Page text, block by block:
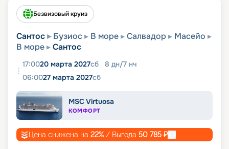
Безвизовый круиз
Сантос Бузиос В море Салвадор
Масейо
В море
Сантос
17:0020 марта 2027сб 8 дн/7 нч
06:0027 марта 2027сб
MSC Virtuosa
КОМФОРТ
Цена снижена на 22% / Выгода 50 785 ₽